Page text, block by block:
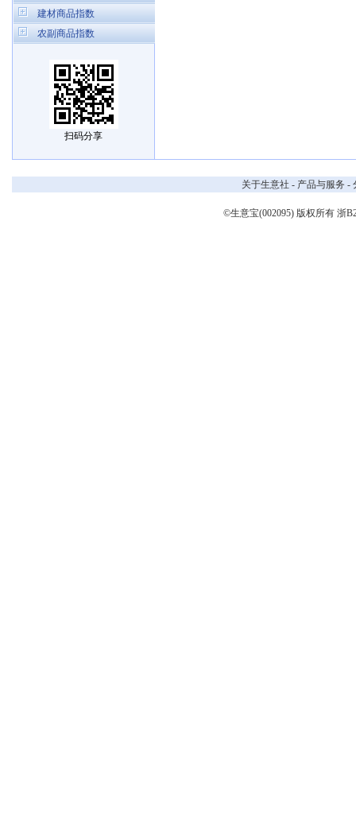
建材商品指数
农副商品指数
扫码分享
关于生意社 - 产品与服务 -
©生意宝(002095) 版权所有 浙